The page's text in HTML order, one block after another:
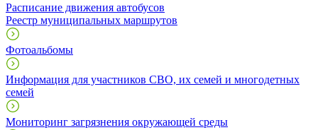
Расписание движения автобусов
Реестр муниципальных маршрутов
Фотоальбомы
Информация для участников СВО, их семей и многодетных
семей
Мониторинг загрязнения окружающей среды